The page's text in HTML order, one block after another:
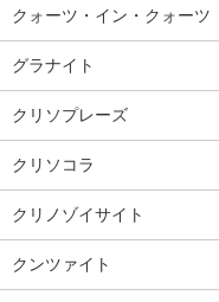
クォーツ・イン・クォーツ
グラナイト
クリソプレーズ
クリソコラ
クリノゾイサイト
クンツァイト